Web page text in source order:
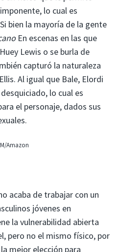
lo cual es
bien la mayoría de la gente
En escenas en las que
Lewis o se burla de
capturó la naturaleza
Al igual que Bale, Elordi
lo cual es
el personaje, dados sus
Amazon
acaba de trabajar con un
jóvenes en
la vulnerabilidad abierta
pero no el mismo físico, por
mejor elección para